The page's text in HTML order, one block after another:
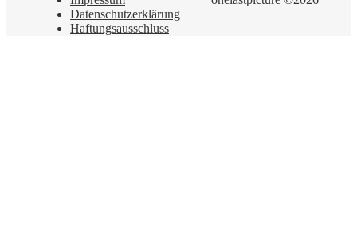
Datenschutzerklärung
Haftungsausschluss